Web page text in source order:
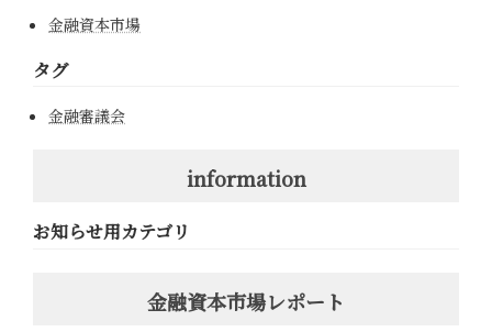
金融資本市場
タグ
金融審議会
information
お知らせ用カテゴリ
金融資本市場レポート